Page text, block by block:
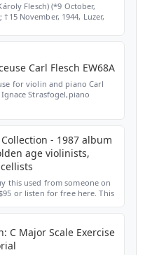
Flesch) (*9 October,
†15 November, 1944, Luzer,
Carl Flesch EW68A
for violin and piano Carl
Strasfogel,piano
- 1987 album
age violinists,
this used from someone on
or listen for free here. This
C Major Scale Exercise